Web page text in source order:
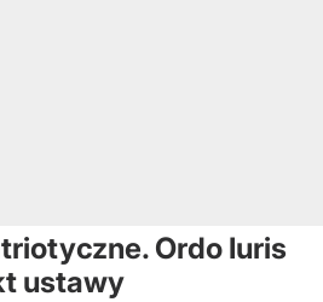
Ordo Iuris
ustawy